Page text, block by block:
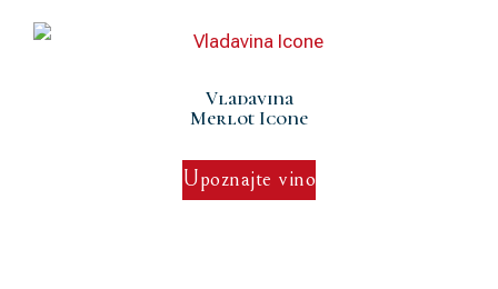
Vladavina
Merlot Icone
Upoznajte vino